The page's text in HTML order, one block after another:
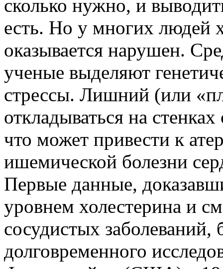
сколько нужно, и
есть. Но у многих людей
оказывается нарушен.
ученые выделяют
стрессы. Лишний (или
откладываться на
что может привести к
ишемической болезни
Первые данные,
уровнем холестерина и
сосудистых заболеваний,
долговременного